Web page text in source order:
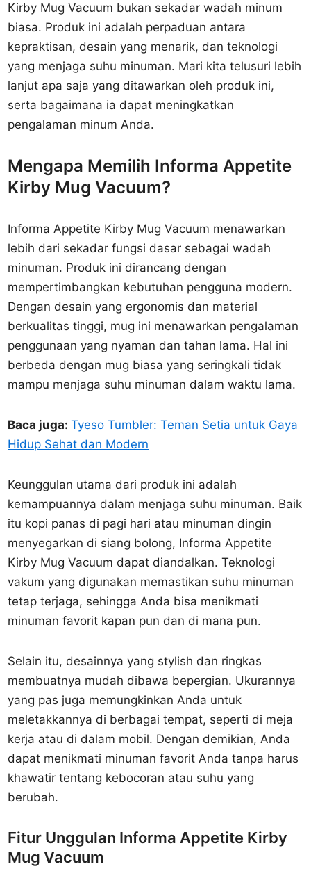
Kirby Mug Vacuum bukan sekadar wadah minum
biasa. Produk ini adalah perpaduan antara
kepraktisan, desain yang menarik, dan teknologi
yang menjaga suhu minuman. Mari kita telusuri lebih
lanjut apa saja yang ditawarkan oleh produk ini,
serta bagaimana ia dapat meningkatkan
pengalaman minum Anda.
Mengapa Memilih Informa Appetite
Kirby Mug Vacuum?
Informa Appetite Kirby Mug Vacuum menawarkan
lebih dari sekadar fungsi dasar sebagai wadah
minuman. Produk ini dirancang dengan
mempertimbangkan kebutuhan pengguna modern.
Dengan desain yang ergonomis dan material
berkualitas tinggi, mug ini menawarkan pengalaman
penggunaan yang nyaman dan tahan lama. Hal ini
berbeda dengan mug biasa yang seringkali tidak
mampu menjaga suhu minuman dalam waktu lama.
Baca juga:Tyeso Tumbler: Teman Setia untuk Gaya
Hidup Sehat dan Modern
Keunggulan utama dari produk ini adalah
kemampuannya dalam menjaga suhu minuman. Baik
itu kopi panas di pagi hari atau minuman dingin
menyegarkan di siang bolong, Informa Appetite
Kirby Mug Vacuum dapat diandalkan. Teknologi
vakum yang digunakan memastikan suhu minuman
tetap terjaga, sehingga Anda bisa menikmati
minuman favorit kapan pun dan di mana pun.
Selain itu, desainnya yang stylish dan ringkas
membuatnya mudah dibawa bepergian. Ukurannya
yang pas juga memungkinkan Anda untuk
meletakkannya di berbagai tempat, seperti di meja
kerja atau di dalam mobil. Dengan demikian, Anda
dapat menikmati minuman favorit Anda tanpa harus
khawatir tentang kebocoran atau suhu yang
berubah.
Fitur Unggulan Informa Appetite Kirby
Mug Vacuum